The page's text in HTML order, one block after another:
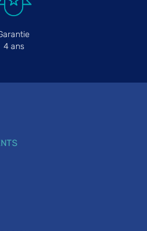
4 ans